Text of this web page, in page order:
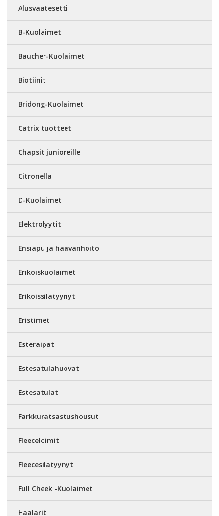
Alusvaatesetti
B-Kuolaimet
Baucher-Kuolaimet
Biotiinit
Bridong-Kuolaimet
Catrix tuotteet
Chapsit junioreille
Citronella
D-Kuolaimet
Elektrolyytit
Ensiapu ja haavanhoito
Erikoiskuolaimet
Erikoissilatyynyt
Eristimet
Esteraipat
Estesatulahuovat
Estesatulat
Farkkuratsastushousut
Fleeceloimit
Fleecesilatyynyt
Full Cheek -Kuolaimet
Haalarit